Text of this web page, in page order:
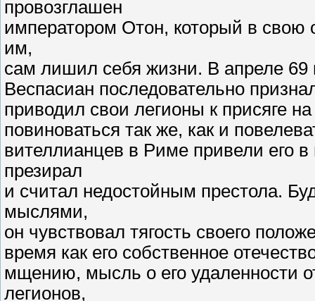
провозглашен
императором Отон, который в свою
им,
сам лишил себя жизни. В апреле 69
Веспасиан последовательно
приводил свои легионы к присяге
повиноваться так же, как и
вителлианцев в Риме привели его
презирал
и считал недостойным престола.
мыслями,
он чувствовал тягость своего
время как его собственное
мщению, мысль о его удаленности
легионов,